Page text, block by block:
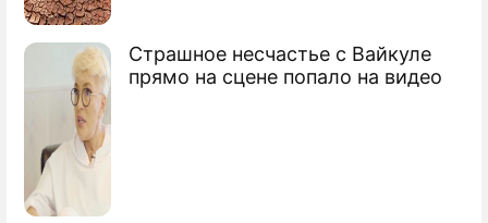
Страшное несчастье с Вайкуле
прямо на сцене попало на видео